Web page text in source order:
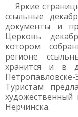
Яркие
ссыльные
документы и
Церковь
котором
регионе
хранится и в
Туристам
Нерчинска.